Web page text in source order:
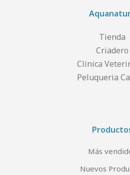
Tienda
Criadero
Clinica
Peluqueria
Más
Nuevos